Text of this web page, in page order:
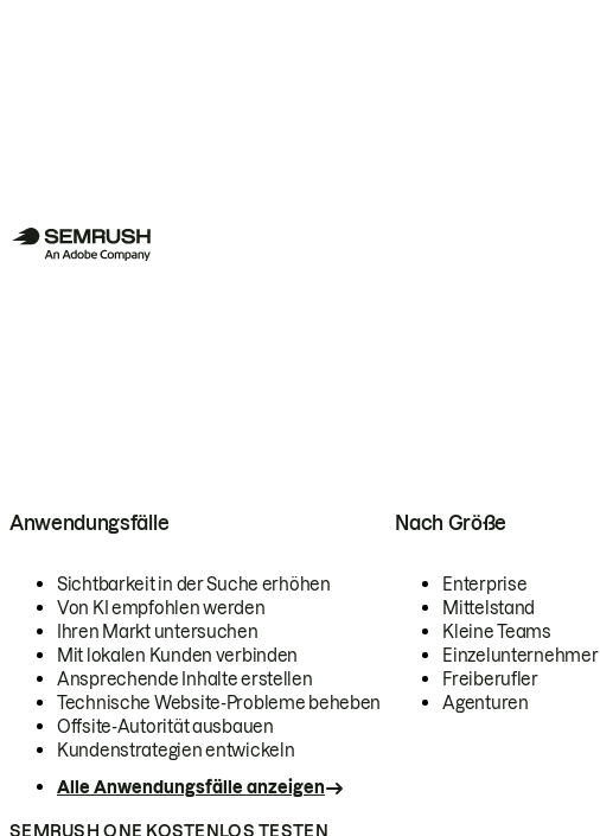
Anwendungsfälle
Sichtbarkeit in der Suche erhöhen
Von KI empfohlen werden
Ihren Markt untersuchen
Mit lokalen Kunden verbinden
Ansprechende Inhalte erstellen
Technische Website-Probleme beheben
Offsite-Autorität ausbauen
Kundenstrategien entwickeln
Alle Anwendungsfälle anzeigen
Nach Größe
Enterprise
Mittelstand
Kleine Teams
Einzelunternehmer
Freiberufler
Agenturen
SEMRUSH ONE KOSTENLOS TESTEN